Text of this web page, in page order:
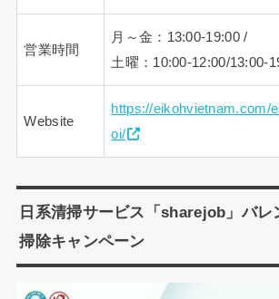
営業時間
月～金：13:00-19:00 /
土曜：10:00-12:00/13:00-
Website
https://eikohvietnam.com/
oi/
日系清掃サービス「sharejob」バレ
掃除キャンペーン